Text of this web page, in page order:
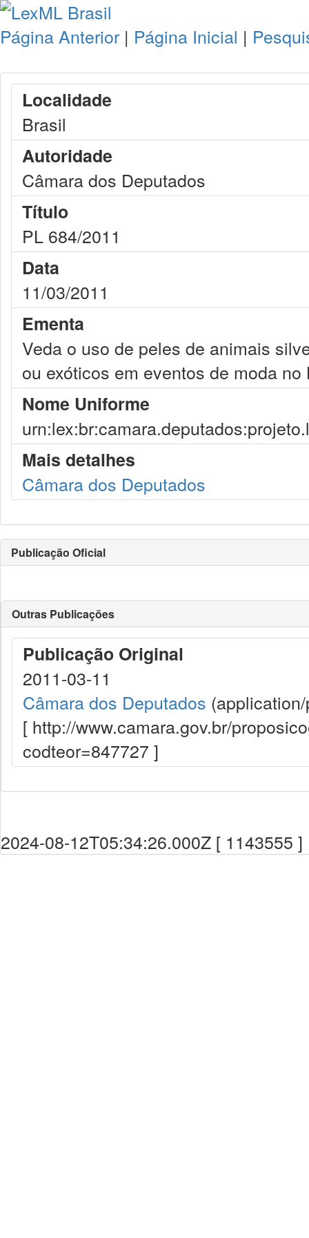
Página Anterior | Página Inicial |
Localidade
Brasil
Autoridade
Câmara dos Deputados
Título
PL 684/2011
Data
11/03/2011
Ementa
Veda o uso de peles de animais
ou exóticos em eventos de moda no
Nome Uniforme
Mais detalhes
Câmara dos Deputados
Publicação Oficial
Outras Publicações
Publicação Original
2011-03-11
Câmara dos Deputados
[ http://www.camara.gov.br/
codteor=847727 ]
2024-08-12T05:34:26.000Z [ 1143555 ]